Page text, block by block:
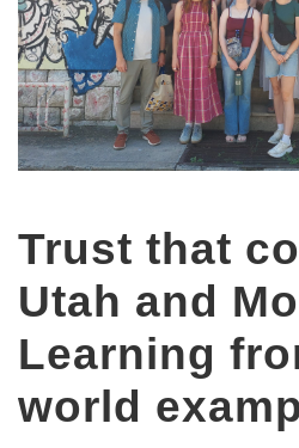
Trust that
Utah and
Learning
world